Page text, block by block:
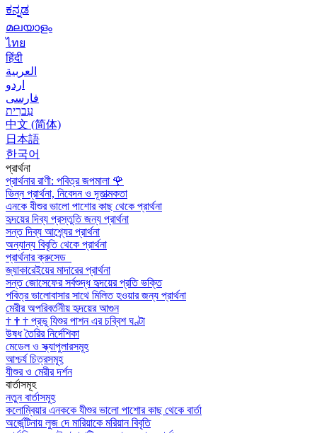
ಕನ್ನಡ
മലയാളം
ไทย
हिंदी
العربية
اردو
فارسی
עִברִית
中文 (简体)
日本語
한국어
প্রার্থনা
প্রার্থনার রাণী: পবিত্র জপমালা 🌹
ভিন্ন প্রার্থনা, নিবেদন ও দূতাত্মকতা
এনকে যীশুর ভালো পাশোর কাছ থেকে প্রার্থনা
হৃদয়ের দিব্য প্রস্তুতি জন্য প্রার্থনা
সন্ত দিব্য আশ্র্যের প্রার্থনা
অন্যান্য বিবৃতি থেকে প্রার্থনা
প্রার্থনার ক্রুসেড
জ্যাকারেইয়ের মাদারের প্রার্থনা
সন্ত জোসেফের সর্বশুদ্ধ হৃদয়ের প্রতি ভক্তি
পবিত্র ভালোবাসার সাথে মিলিত হওয়ার জন্য প্রার্থনা
মেরীর অপরিবর্তনীয় হৃদয়ের আগুন
† † † প্রভু যিশুর পাশন এর চব্বিশ ঘণ্টা
উষধ তৈরির নির্দেশিকা
মেডেল ও স্ক্যাপুলারসমূহ
আশ্চর্য চিত্রসমূহ
যীশুর ও মেরীর দর্শন
বার্তাসমূহ
নতুন বার্তাসমূহ
কলোম্বিয়ার এনককে যীশুর ভালো পাশোর কাছ থেকে বার্তা
অর্জেন্টিনায় লুজ দে মারিয়াকে মরিয়ান বিবৃতি